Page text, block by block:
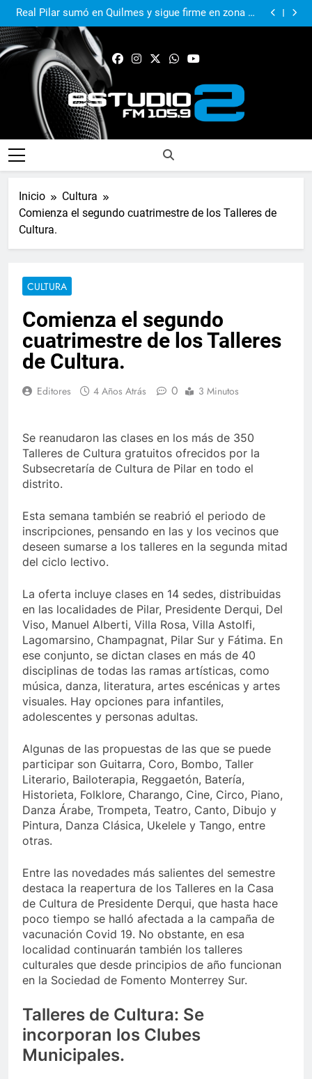
e identidad
Real Pilar sumó en Quilmes y sigue firme en zona de
Reducido
Murió Jorge Messi, el papá del 10 de la selección
El Municipio acompañó al Centro Papa Francisco en
El Municipio sigue apoyando los espacios de cultura
Real Pilar sumó en Quilmes y sigue firme en zona de
Murió Jorge Messi, el papá del 10 de la selección
argentina
FM Estudio 2
Inicio
Cultura
Comienza el segundo cuatrimestre de los Talleres de
Cultura.
CULTURA
Comienza el segundo
cuatrimestre de los Talleres
de Cultura.
Editores 4 Años Atrás 0 3 Minutos
Se reanudaron las clases en los más de 350
Talleres de Cultura gratuitos ofrecidos por la
Subsecretaría de Cultura de Pilar en todo el
distrito.
Esta semana también se reabrió el periodo de
inscripciones, pensando en las y los vecinos que
deseen sumarse a los talleres en la segunda mitad
del ciclo lectivo.
La oferta incluye clases en 14 sedes, distribuidas
en las localidades de Pilar, Presidente Derqui, Del
Viso, Manuel Alberti, Villa Rosa, Villa Astolfi,
Lagomarsino, Champagnat, Pilar Sur y Fátima. En
ese conjunto, se dictan clases en más de 40
disciplinas de todas las ramas artísticas, como
música, danza, literatura, artes escénicas y artes
visuales. Hay opciones para infantiles,
adolescentes y personas adultas.
Algunas de las propuestas de las que se puede
participar son Guitarra, Coro, Bombo, Taller
Literario, Bailoterapia, Reggaetón, Batería,
Historieta, Folklore, Charango, Cine, Circo, Piano,
Danza Árabe, Trompeta, Teatro, Canto, Dibujo y
Pintura, Danza Clásica, Ukelele y Tango, entre
otras.
Entre las novedades más salientes del semestre
destaca la reapertura de los Talleres en la Casa
de Cultura de Presidente Derqui, que hasta hace
poco tiempo se halló afectada a la campaña de
vacunación Covid 19. No obstante, en esa
localidad continuarán también los talleres
culturales que desde principios de año funcionan
en la Sociedad de Fomento Monterrey Sur.
Talleres de Cultura: Se
incorporan los Clubes
Municipales.